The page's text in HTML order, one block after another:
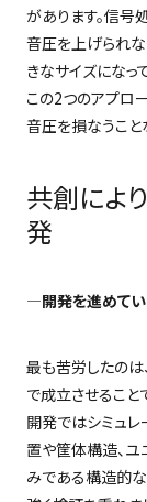
があります。信号
音圧を上げられな
きなサイズになっ
この2つのアプロ
音圧を損なうこと
共創によ
発
―開発を進めてい
最も苦労したの
で成立させること
開発ではシミュレ
置や筐体構造、ユ
みである構造的